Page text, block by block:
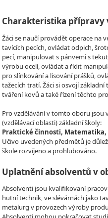
Charakteristika přípravy
Žáci se naučí provádět operace na
tavících pecích, ovládat odpich,
pecí, manipulovat s pánvemi s
výrobu ocelí, ovládat a řídit
pro slínkování a lisování prášků,
tažecích tratí. Žáci si osvojí
tváření kovů a také řízení těchto
Pro vzdělávání v tomto oboru jsou
(vzdělávací oblasti) základní školy:
Praktické činnosti, Matematika,
Učivo uvedených předmětů je
škole rozvíjeno a prohlubováno.
Uplatnění absolventů v
Absolventi jsou kvalifikovaní
hutní technik, ve slévárnách jako
metalurg v provozech výroby